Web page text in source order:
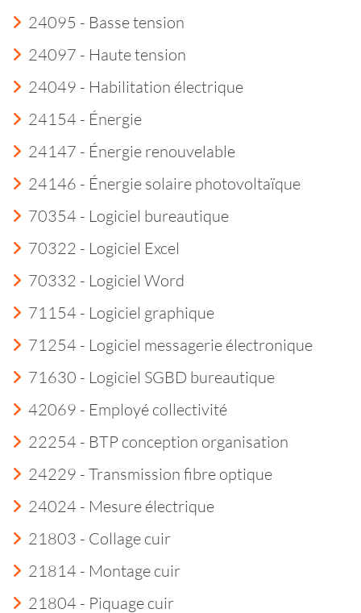
24095 - Basse tension
24097 - Haute tension
24049 - Habilitation électrique
24154 - Énergie
24147 - Énergie renouvelable
24146 - Énergie solaire photovoltaïque
70354 - Logiciel bureautique
70322 - Logiciel Excel
70332 - Logiciel Word
71154 - Logiciel graphique
71254 - Logiciel messagerie électronique
71630 - Logiciel SGBD bureautique
42069 - Employé collectivité
22254 - BTP conception organisation
24229 - Transmission fibre optique
24024 - Mesure électrique
21803 - Collage cuir
21814 - Montage cuir
21804 - Piquage cuir